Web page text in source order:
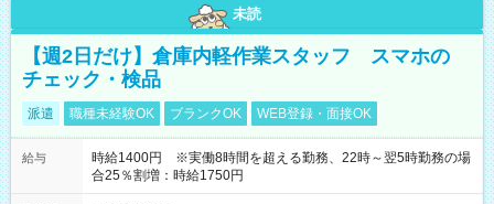
未読
【週2日だけ】倉庫内軽作業スタッフ スマホの
チェック・検品
派遣 職種未経験OK ブランクOK WEB登録・面接OK
給与
時給1400円 ※実働8時間を超える勤務、22時～翌5時勤務の場
合25％割増：時給1750円